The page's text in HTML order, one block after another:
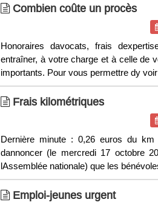
Combien coûte un procès
Honoraires davocats, frais
entraîner, à votre charge et à celle de
importants. Pour vous permettre dy
Frais kilométriques
Dernière minute : 0,26 euros du
dannoncer (le mercredi 17 octobre
lAssemblée nationale) que les
Emploi-jeunes urgent